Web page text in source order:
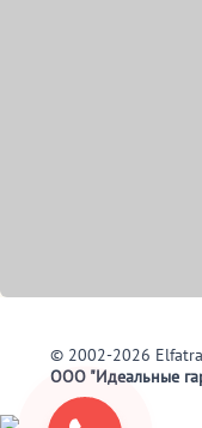
© 2002-2026
ООО "Идеальные